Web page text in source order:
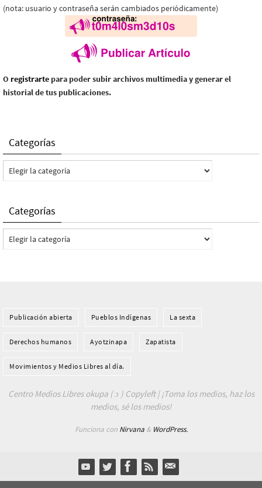
(nota: usuario y contraseña serán cambiados periódicamente)
O registrarte para poder subir archivos multimedia y generar el
historial de tus publicaciones.
Categorías
Categorías
Categorías
Categorías
Publicación abierta Pueblos Indí­genas La sexta
Derechos humanos Ayotzinapa Zapatista
Movimientos y Medios Libres al día.
Centro Medios Libres okupa ( ɔ ) Copyleft | ¡Toma los medios, haz los
medios, sé los medios!
Funciona con Nirvana& WordPress.